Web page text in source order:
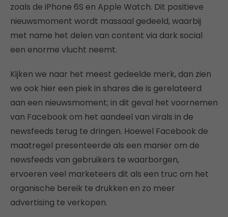
zoals de iPhone 6S en Apple Watch. Dit positieve
nieuwsmoment wordt massaal gedeeld, waarbij
met name het delen van content via dark social
een enorme vlucht neemt.
Kijken we naar het meest gedeelde merk, dan zien
we ook hier een piek in shares die is gerelateerd
aan een nieuwsmoment; in dit geval het voornemen
van Facebook om het aandeel van virals in de
newsfeeds terug te dringen. Hoewel Facebook de
maatregel presenteerde als een manier om de
newsfeeds van gebruikers te waarborgen,
ervoeren veel marketeers dit als een truc om het
organische bereik te drukken en zo meer
advertising te verkopen.